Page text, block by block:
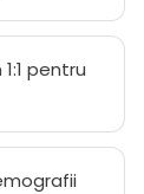
pentru